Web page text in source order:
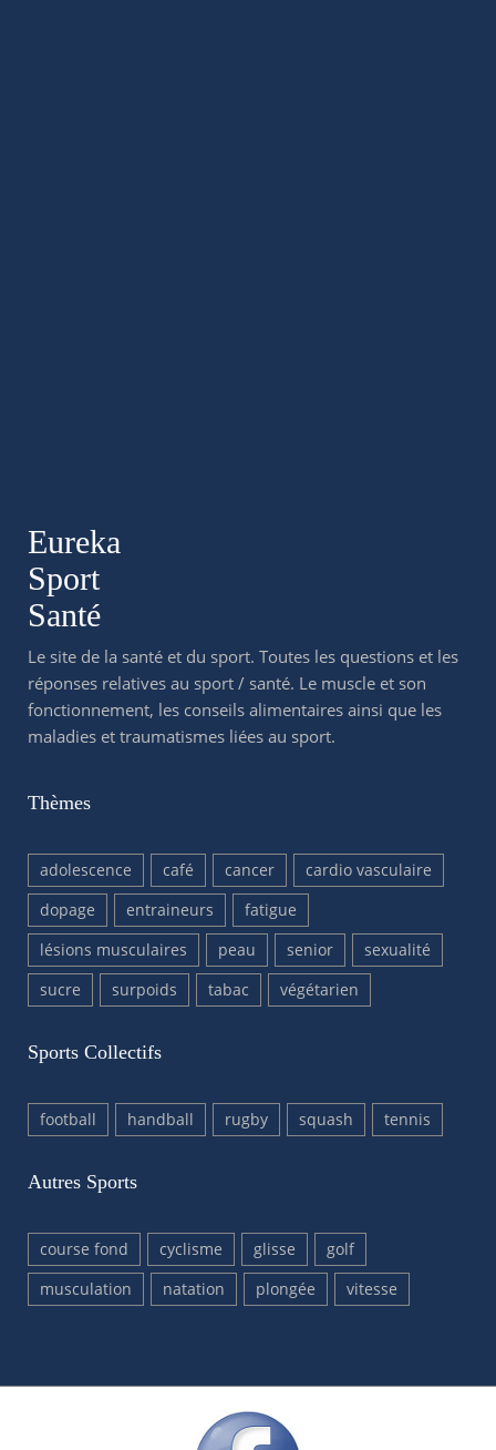
Eureka
Sport
Santé
Le site de la santé et du sport. Toutes les questions et les
réponses relatives au sport / santé. Le muscle et son
fonctionnement, les conseils alimentaires ainsi que les
maladies et traumatismes liées au sport.
Thèmes
adolescence café cancer
cardio vasculaire
dopage
entraineurs
fatigue
lésions musculaires
peau senior
sexualité
sucre
surpoids tabac végétarien
Sports Collectifs
football handball rugby squash tennis
Autres Sports
course fond cyclisme glisse
golf
musculation
natation plongée vitesse